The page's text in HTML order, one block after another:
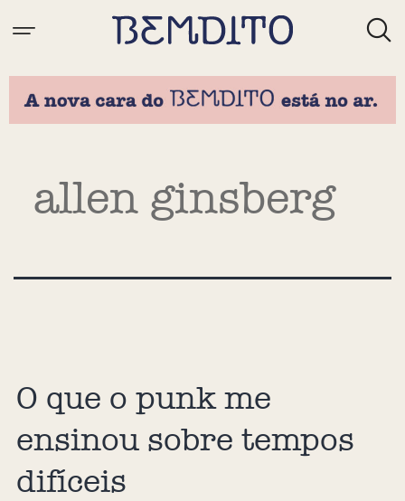
allen ginsberg
O que o punk me
ensinou sobre tempos
difíceis